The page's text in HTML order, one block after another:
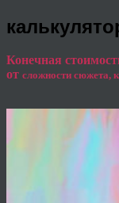
Конечная
от сложности сюжета,